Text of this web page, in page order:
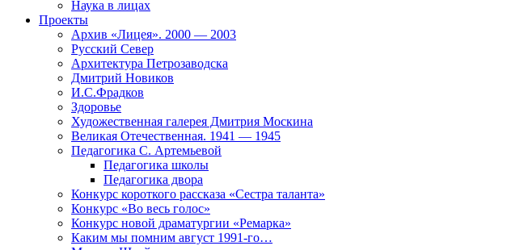
Наука в лицах
Проекты
Архив «Лицея». 2000 — 2003
Русский Север
Архитектура Петрозаводска
Дмитрий Новиков
И.С.Фрадков
Здоровье
Художественная галерея Дмитрия Москина
Великая Отечественная. 1941 — 1945
Педагогика С. Артемьевой
Педагогика школы
Педагогика двора
Конкурс короткого рассказа «Сестра таланта»
Конкурс «Во весь голос»
Конкурс новой драматургии «Ремарка»
Каким мы помним август 1991-го…